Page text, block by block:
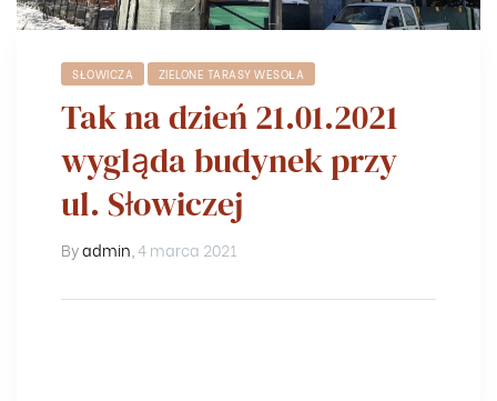
SŁOWICZA ZIELONE TARASY WESOŁA
Tak na dzień 21.01.2021
wygląda budynek przy
ul. Słowiczej
Byadmin 4 marca 2021